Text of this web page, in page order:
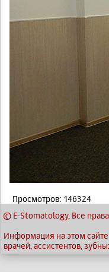
Просмотров: 146324
© E-Stomatology, Все
Информация на этом
врачей, ассистентов,